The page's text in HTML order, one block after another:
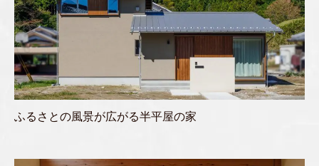
ふるさとの風景が広がる半平屋の家